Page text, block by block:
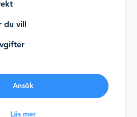
du vill
Ansök
Läs mer